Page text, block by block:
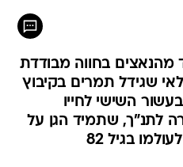
בחווה מבודדת
שגידל תמרים בקיבוץ
השישי לחייו
לתנ"ך, שתמיד הגן על
בגיל 82